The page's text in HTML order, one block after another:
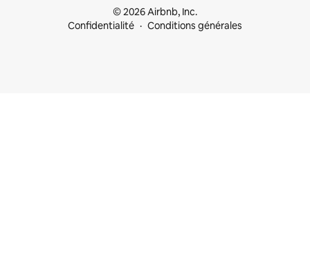
© 2026 Airbnb, Inc.
Confidentialité
Conditions générales